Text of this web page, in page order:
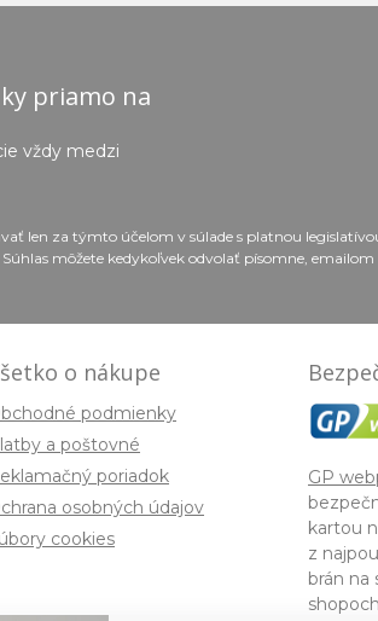
priamo na
vždy medzi
len za týmto účelom v súlade s platnou
môžete kedykoľvek odvolať písomne,
o nákupe
podmienky
a poštovné
poriadok
osobných údajov
cookies
GP
kartou
z
brán na